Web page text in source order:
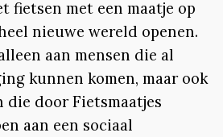
fietsen met een maatje op
nieuwe wereld openen.
aan mensen die al
kunnen komen, maar ook
die door Fietsmaatjes
aan een sociaal